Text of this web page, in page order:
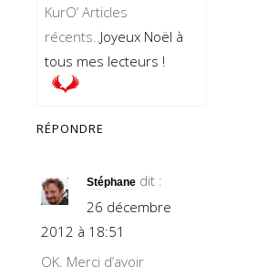
KurO’ Articles
récents..Joyeux Noël à
tous mes lecteurs !
RÉPONDRE
Stéphane dit :
26 décembre
2012 à 18:51
OK. Merci d’avoir